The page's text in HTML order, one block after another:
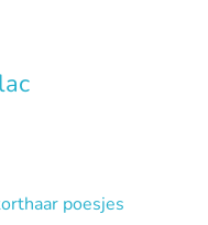
poesjes